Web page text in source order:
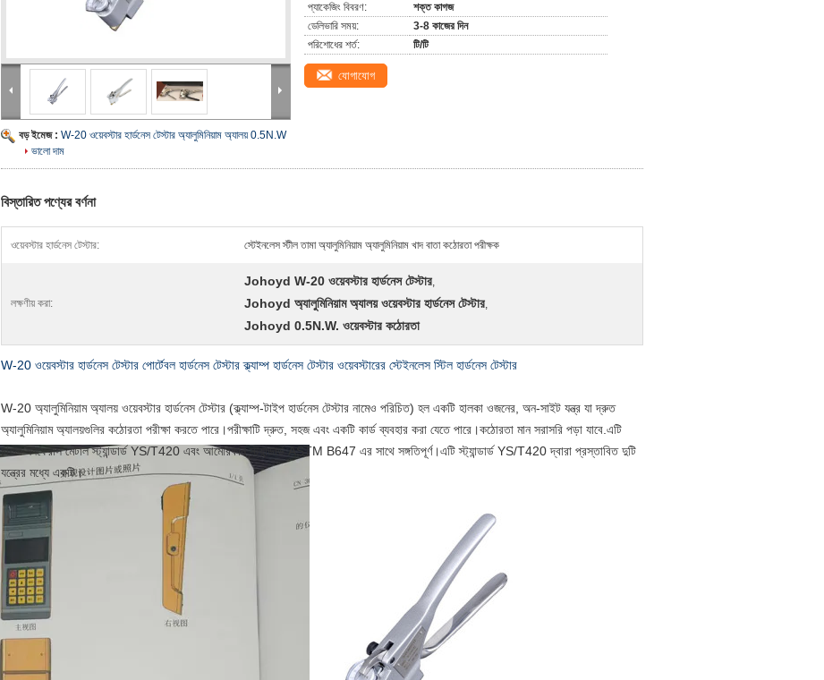
বড় ইমেজ : W-20 ওয়েবস্টার হার্ডনেস টেস্টার অ্যালুমিনিয়াম অ্যালয় 0.5N.W
ভালো দাম
প্যাকেজিং বিবরণ:
শক্ত কাগজ
ডেলিভারি সময়:
3-8 কাজের দিন
পরিশোধের শর্ত:
টি/টি
যোগাযোগ
বিস্তারিত পণ্যের বর্ণনা
ওয়েবস্টার হার্ডনেস টেস্টার: স্টেইনলেস স্টীল তামা অ্যালুমিনিয়াম অ্যালুমিনিয়াম খাদ বাতা কঠোরতা পরীক্ষক
লক্ষণীয় করা:
Johoyd W-20 ওয়েবস্টার হার্ডনেস টেস্টার,
Johoyd অ্যালুমিনিয়াম অ্যালয় ওয়েবস্টার হার্ডনেস টেস্টার,
Johoyd 0.5N.W. ওয়েবস্টার কঠোরতা
W-20 ওয়েবস্টার হার্ডনেস টেস্টার পোর্টেবল হার্ডনেস টেস্টার ক্ল্যাম্প হার্ডনেস টেস্টার ওয়েবস্টারের স্টেইনলেস স্টিল হার্ডনেস টেস্টার
W-20 অ্যালুমিনিয়াম অ্যালয় ওয়েবস্টার হার্ডনেস টেস্টার (ক্ল্যাম্প-টাইপ হার্ডনেস টেস্টার নামেও পরিচিত) হল একটি হালকা ওজনের, অন-সাইট যন্ত্র যা দ্রুত
অ্যালুমিনিয়াম অ্যালয়গুলির কঠোরতা পরীক্ষা করতে পারে।পরীক্ষাটি দ্রুত, সহজ এবং একটি কার্ড ব্যবহার করা যেতে পারে।কঠোরতা মান সরাসরি পড়া যাবে.এটি
চায়না ননফেরাস মেটাল স্ট্যান্ডার্ড YS/T420 এবং আমেরিকান স্ট্যান্ডার্ড ASTM B647 এর সাথে সঙ্গতিপূর্ণ।এটি স্ট্যান্ডার্ড YS/T420 দ্বারা প্রস্তাবিত দুটি
যন্ত্রের মধ্যে একটি।